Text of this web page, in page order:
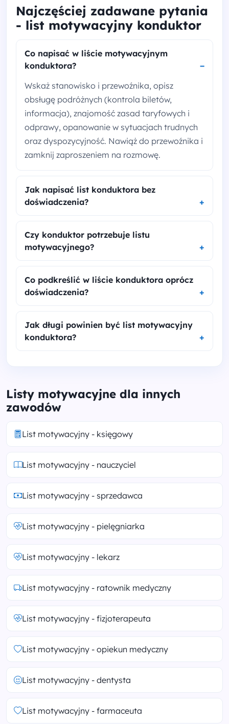
Najczęściej zadawane pytania
- list motywacyjny konduktor
Co napisać w liście motywacyjnym
konduktora?
Wskaż stanowisko i przewoźnika, opisz
obsługę podróżnych (kontrola biletów,
informacja), znajomość zasad taryfowych i
odprawy, opanowanie w sytuacjach trudnych
oraz dyspozycyjność. Nawiąż do przewoźnika i
zamknij zaproszeniem na rozmowę.
Jak napisać list konduktora bez
doświadczenia?
Czy konduktor potrzebuje listu
motywacyjnego?
Co podkreślić w liście konduktora oprócz
doświadczenia?
Jak długi powinien być list motywacyjny
konduktora?
Listy motywacyjne dla innych
zawodów
List motywacyjny - księgowy
List motywacyjny - nauczyciel
List motywacyjny - sprzedawca
List motywacyjny - pielęgniarka
List motywacyjny - lekarz
List motywacyjny - ratownik medyczny
List motywacyjny - fizjoterapeuta
List motywacyjny - opiekun medyczny
List motywacyjny - dentysta
List motywacyjny - farmaceuta